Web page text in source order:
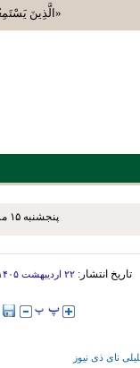
«الَّذِينَ
پنجشنبه ۱۵ مرداد ۱۴۰۵
تاریخ انتشار: ۲۲ ارديبهشت ۱۴۰۵ - ۰۸:۱۴
نای ذی نیوز